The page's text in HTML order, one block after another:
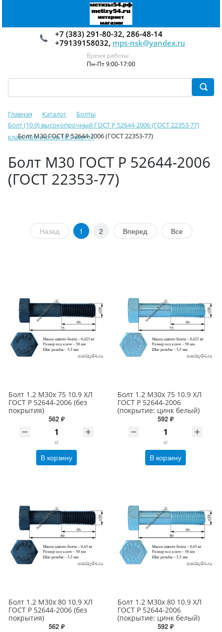
+7 (383) 291-80-32, 286-48-14
+79139158032, mps-nsk@yandex.ru
Время работы:
Пн-Пт 9:00-17:00
Главная Каталог
Болты
Болт (10.9) высокопрочный ГОСТ Р 52644-2006 (ГОСТ 22353-77)
класс прочности 10.9 или 11
Болт М30 ГОСТ Р 52644-2006 (ГОСТ 22353-77)
Болт М30 ГОСТ Р 52644-2006
(ГОСТ 22353-77)
Назад 1 2 Вперед Все
Болт 1.2 М30х 75 10.9 ХЛ
ГОСТ Р 52644-2006 (без
покрытия)
562 ₽
кг
В корзину
Болт 1.2 М30х 75 10.9 ХЛ
ГОСТ Р 52644-2006
(покрытие: цинк белый)
592 ₽
кг
В корзину
Болт 1.2 М30х 80 10.9 ХЛ
ГОСТ Р 52644-2006 (без
покрытия)
562 ₽
Болт 1.2 М30х 80 10.9 ХЛ
ГОСТ Р 52644-2006
(покрытие: цинк белый)
592 ₽